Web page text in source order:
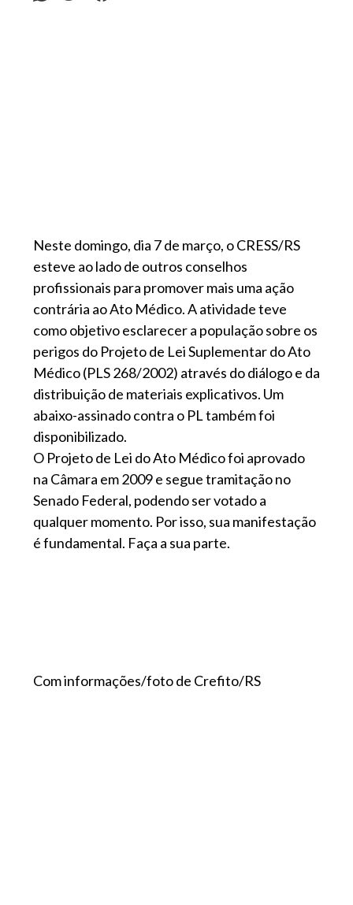
Neste domingo, dia 7 de março, o CRESS/RS
esteve ao lado de outros conselhos
profissionais para promover mais uma ação
contrária ao Ato Médico. A atividade teve
como objetivo esclarecer a população sobre os
perigos do Projeto de Lei Suplementar do Ato
Médico (PLS 268/2002) através do diálogo e da
distribuição de materiais explicativos. Um
abaixo-assinado contra o PL também foi
disponibilizado.
O Projeto de Lei do Ato Médico foi aprovado
na Câmara em 2009 e segue tramitação no
Senado Federal, podendo ser votado a
qualquer momento. Por isso, sua manifestação
é fundamental. Faça a sua parte.
Com informações/foto de Crefito/RS